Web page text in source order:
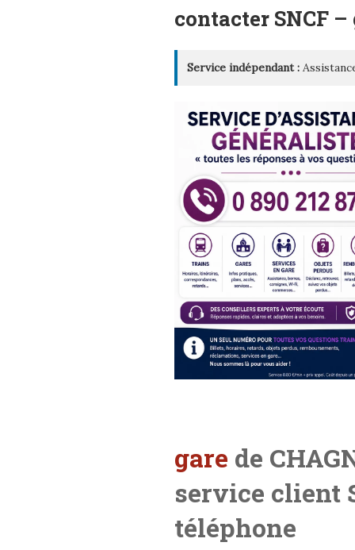
contacter SNCF –
Service indépendant :
gare de
service client
téléphone